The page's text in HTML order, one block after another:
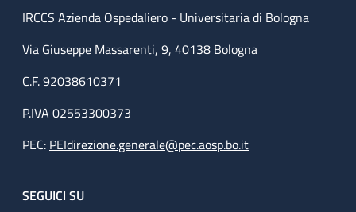
IRCCS Azienda Ospedaliero - Universitaria di Bologna
Via Giuseppe Massarenti, 9, 40138 Bologna
C.F. 92038610371
P.IVA 02553300373
PEC: PEIdirezione.generale@pec.aosp.bo.it
SEGUICI SU